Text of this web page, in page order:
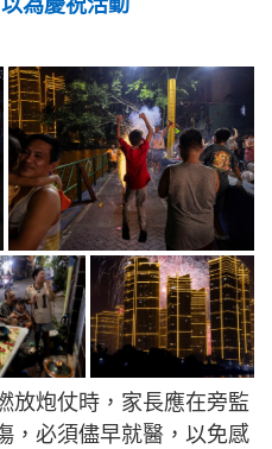
為慶祝活動
放炮仗時，家長應在旁監
，必須儘早就醫，以免感